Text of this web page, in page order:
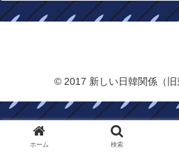
© 2017 新しい日韓関係（旧
ホーム 検索